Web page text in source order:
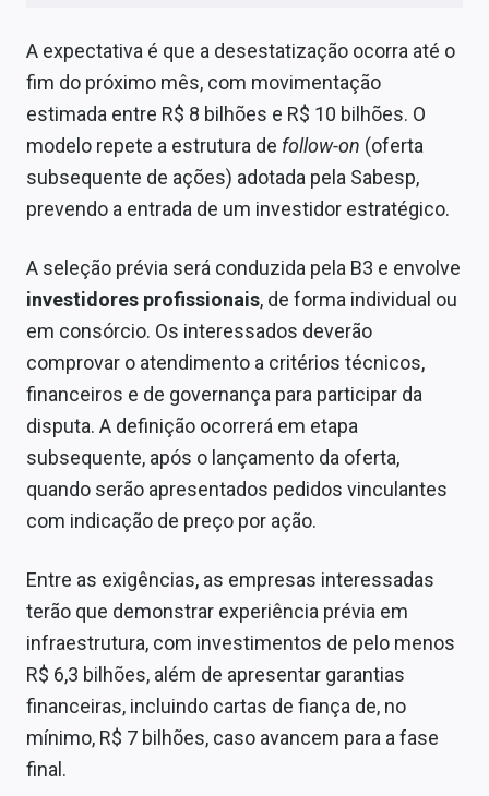
Expediente
A expectativa é que a desestatização ocorra até o
fim do próximo mês, com movimentação
estimada entre R$ 8 bilhões e R$ 10 bilhões. O
modelo repete a estrutura de follow-on (oferta
subsequente de ações) adotada pela Sabesp,
prevendo a entrada de um investidor estratégico.
A seleção prévia será conduzida pela B3 e envolve
investidores profissionais, de forma individual ou
em consórcio. Os interessados deverão
comprovar o atendimento a critérios técnicos,
financeiros e de governança para participar da
disputa. A definição ocorrerá em etapa
subsequente, após o lançamento da oferta,
quando serão apresentados pedidos vinculantes
com indicação de preço por ação.
Entre as exigências, as empresas interessadas
terão que demonstrar experiência prévia em
infraestrutura, com investimentos de pelo menos
R$ 6,3 bilhões, além de apresentar garantias
financeiras, incluindo cartas de fiança de, no
mínimo, R$ 7 bilhões, caso avancem para a fase
final.